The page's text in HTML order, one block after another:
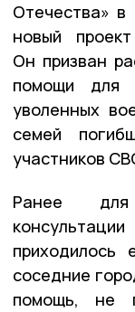
Отечества» в
новый
Он призван
помощи для
уволенных
семей
участников
Ранее для
приходилось
соседние
помощь, не